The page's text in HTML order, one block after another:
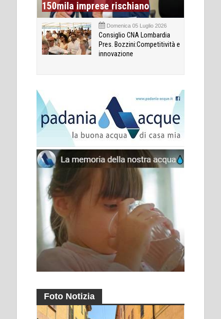
150mila imprese rischiano
Domenica 05 Luglio 2026
Consiglio CNA Lombardia
Pres. Bozzini:Competitività e
innovazione
Foto Notizia